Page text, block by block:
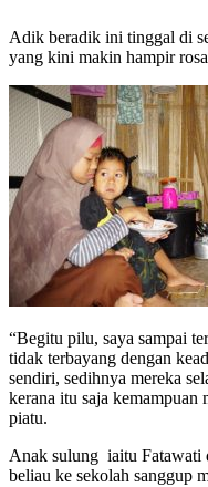
Adik beradik ini tinggal di
yang kini makin hampir
“Begitu pilu, saya sampai
tidak terbayang dengan
sendiri, sedihnya mereka
kerana itu saja kemampuan
piatu.
Anak sulung iaitu Fatawati
beliau ke sekolah sanggup